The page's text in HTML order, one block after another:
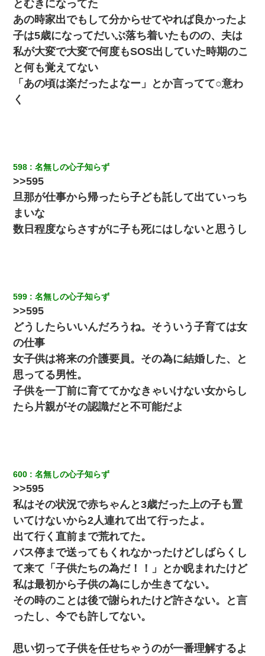
スマホを与えられて、中学卒業する頃にはすっかり女叩きに洗脳
された弟が、大学進学のために一人暮らししたいと言い出した。
居酒屋にて。兄の紹介者「お酒飲みなって」私「未成年なので無
理です！」酷すぎるワードの連発で、耐えきれず店員に5千円を渡
し「お勘定です。逃がして下さい」その後、録音内容を父に聞か
せたら...
【驚愕】5000円でＪＫと行為してきたが後悔しかない…
新卒の女性社員に1年半ストーカーされていた。俺「マジで怖い」
上司「話をしてみる」→女性社員「実は10数年前に…」
9月に付き合い始めたけどこの、この人と結婚はないわと判断して
彼女との行為を録画した結果→衝撃の事実が判明したｗｗｗｗｗ
ｗ
【修羅場】彼女親「カスな家柄のヤツなんかと家族になるのはご
めんだ」俺「じゃあ別れます…」→ 彼女「なんで言い返してくれ
なかったの？（泣」
【画像】女上司(30)「終電なくなったね…部屋くる？」ワイ「行
きます！」
妻「ずっと好きだった人と一緒になりたいから、わかれてくださ
い」→離婚後、娘と実家で生活してると…
中途採用のAが部長から呼び出された。Aはヘラヘラと部屋に入っ
ていき、1時間後に号泣しながら出てきて…
【唖然】帰宅したら旦那のスポーツカーが消えていた。警察『目
立つし、すぐ見つかるかもしれません』→ 数時間後・・警察『××
さんご存じですか？』
アパートのドアに『ハンザイ者！この人はさいあくの人です』と
張り紙が！大家「面倒はごめんだよ」私「はあ」→警察に行き、
見回りで犯人が捕まったが、それが…｜生活｜ヌルポあんてな
彼にプロポーズされたんだけど、実は資産家だと知って婚約破棄
とむきになってた
あの時家出でもして分からせてやれば良かったよ
子は5歳になってだいぶ落ち着いたものの、夫は
私が大変で大変で何度もSOS出していた時期のこ
と何も覚えてない
「あの頃は楽だったよなー」とか言ってて○意わ
く
598 名無しの心子知らず
>>595
旦那が仕事から帰ったら子ども託して出ていっち
まいな
数日程度ならさすがに子も死にはしないと思うし
599 名無しの心子知らず
>>595
どうしたらいいんだろうね。そういう子育ては女
の仕事
女子供は将来の介護要員。その為に結婚した、と
思ってる男性。
子供を一丁前に育ててかなきゃいけない女からし
たら片親がその認識だと不可能だよ
600 名無しの心子知らず
>>595
私はその状況で赤ちゃんと3歳だった上の子も置
いてけないから2人連れて出て行ったよ。
出て行く直前まで荒れてた。
バス停まで送ってもくれなかったけどしばらくし
て来て「子供たちの為だ！！」とか睨まれたけど
私は最初から子供の為にしか生きてない。
その時のことは後で謝られたけど許さない。と言
ったし、今でも許してない。
思い切って子供を任せちゃうのが一番理解するよ